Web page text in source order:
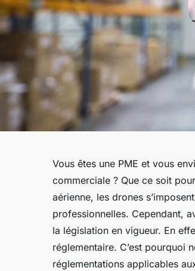
Vous êtes une PME et vous
commerciale ? Que ce soit
aérienne, les drones
professionnelles. Cependant,
la législation en vigueur. En
réglementaire. C’est pourquoi
réglementations applicables